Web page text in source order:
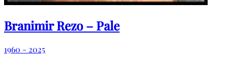
Branimir Rezo – Pale
1960 - 2025